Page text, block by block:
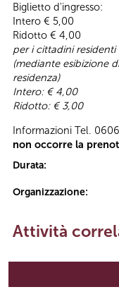
Biglietto d'ingresso:
Intero € 5,00
Ridotto € 4,00
per i cittadini
(mediante esibizione
residenza)
Intero: € 4,00
Ridotto: € 3,00
Informazioni Tel.
non occorre la
Durata:
Organizzazione:
Attività